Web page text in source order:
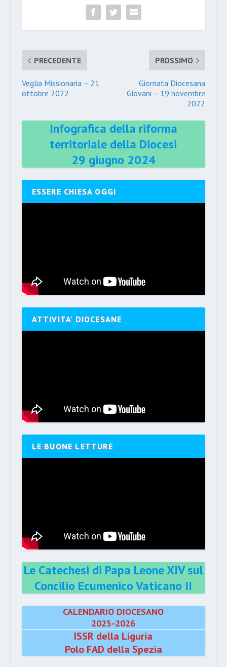
PRECEDENTE
Veglia Missionaria – 21
ottobre 2022
PROSSIMO
Giornata Diocesana
Giovani – 19 novembre
2022
Infografica della riforma
territoriale della Diocesi
29 giugno 2024
ESSERE CHIESA OGGI
ATTIVITA’ DIOCESANE
LE BUONE LETTURE
Le Catechesi di Papa Leone XIV sul
Concilio Ecumenico Vaticano II
CALENDARIO DIOCESANO
2025-2026
ISSR della Liguria
Polo FAD della Spezia